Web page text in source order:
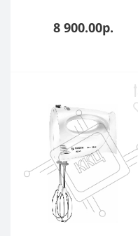
2400 Вт, скрытый
нагревательный
8 900.00р.